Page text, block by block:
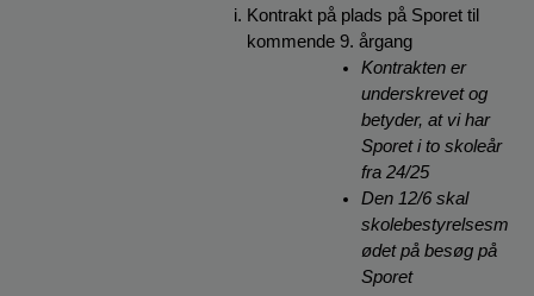
Kontrakt på plads på Sporet til
kommende 9. årgang
Kontrakten er
underskrevet og
betyder, at vi har
Sporet i to skoleår
fra 24/25
Den 12/6 skal
skolebestyrelsesm
ødet på besøg på
Sporet